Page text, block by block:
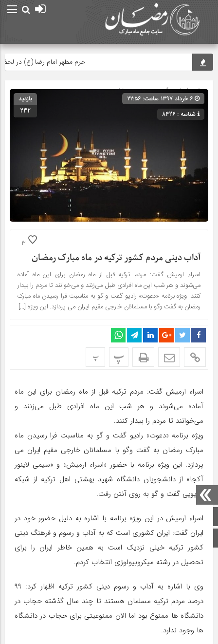
صفحه اصلی
اینستاگرام
حرم مطهر امام رضا (ع) در لحظه
صفحه اصلی» گروه » دسته‌بندی نشده
شناسه : 8426
بازدید
232
3
آداب دینی مردم کشور ترکیه در ماه مبارک رمضان
اسراء ارمیش گفت: مردم ترکیه قبل از ماه رمضان برای این ماه آماده
می‌شوند و هر شب این ماه افرادی طبل می‌زنند و می‌خوانند تا مردم را بیدار
کنند. ویژه برنامه «دعوت» رادیو گفت و گو به مناسبت فرا رسیدن ماه مبارک
رمضان به گفت وگو با مسلمانان خارجی مقیم ایران می پردازد. این ویژه […]
پ پ
اسراء ارمیش گفت: مردم ترکیه قبل از ماه رمضان برای این ماه
آماده می‌شوند و هر شب این ماه افرادی طبل می‌زنند و
می‌خوانند تا مردم را بیدار کنند.
ویژه برنامه «دعوت» رادیو گفت و گو به مناسبت فرا رسیدن ماه
مبارک رمضان به گفت وگو با مسلمانان خارجی مقیم ایران می
پردازد. این ویژه برنامه با حضور «اسراء ارمیش» و «سیمی لاینور
آکجا» از دانشجویان دانشگاه شهید بهشتی اهل ترکیه از شبکه
رادیویی گفت و گو به روی آنتن رفت.
اسراء ارمیش در این ویژه برنامه با اشاره به دلیل حضور خود در
ایران گفت: ایران کشوری است که به آداب و رسوم و فرهنگ دینی
کشور ترکیه خیلی نزدیک است به همین خاطر ایران را برای
تحصیل در رشته میکروبیولوژی انتخاب کردم.
وی با اشاره به آداب و رسوم دینی کشور ترکیه اظهار کرد: ۹۹
درصد مردم ترکیه مسلمان هستند تا چند سال گذشته حجاب در
دانشگاه ها ممنوع بود اما الان ممنوعیتی برای حجاب در دانشگاه
ها وجود ندارد.